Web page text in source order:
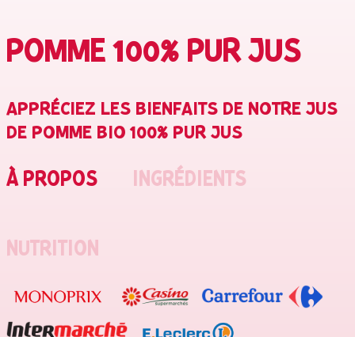
POMME 100% PUR JUS
APPRÉCIEZ LES BIENFAITS DE NOTRE JUS
DE POMME BIO 100% PUR JUS
À PROPOS INGRÉDIENTS
NUTRITION